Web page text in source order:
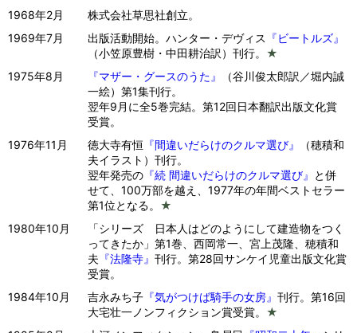
1968年2月
株式会社草思社創立。
1969年7月
出版活動開始。ハンター・デヴィス 『ビートルズ』
（小笠原豊樹・中田耕治訳）刊行。 ★
1975年8月
『マザー・グースのうた』
（谷川俊太郎訳／堀内誠
一絵）第1集刊行。
翌年9月に全5巻完結。第12回日本翻訳出版文化賞
受賞。
1976年11月
徳大寺有恒 『間違いだらけのクルマ選び』
（穂積和
夫イラスト）刊行。
翌年発売の 『続 間違いだらけのクルマ選び』 と併
せて、100万部を越え、1977年の年間ベストセラー
第1位となる。 ★
1980年10月
「シリーズ 日本人はどのようにして建造物をつく
ってきたか」第1巻、西岡常一、宮上茂隆、穂積和
夫 『法隆寺』 刊行。第28回サンケイ児童出版文化賞
受賞。
1984年10月
吉永みち子 『気がつけば騎手の女房』 刊行。第16回
大宅壮一ノンフィクション賞受賞。 ★